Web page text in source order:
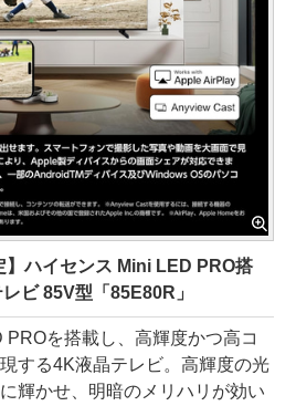
】ハイセンス Mini LED PRO搭
ビ 85V型「85E80R」
を搭載し、高輝度かつ高コ
する4K液晶テレビ。高輝度の光
輝かせ、明暗のメリハリが効い